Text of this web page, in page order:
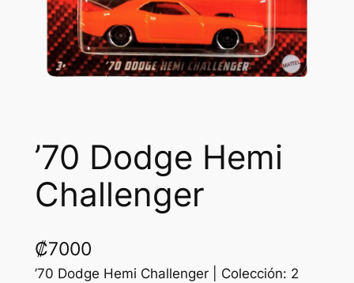
’70 Dodge Hemi
Challenger
₡7000
’70 Dodge Hemi Challenger | Colección: 2